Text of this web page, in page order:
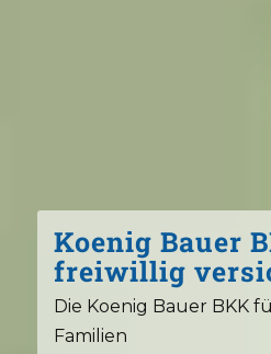
Koenig Bauer
freiwillig
Die Koenig Bauer BKK
Familien